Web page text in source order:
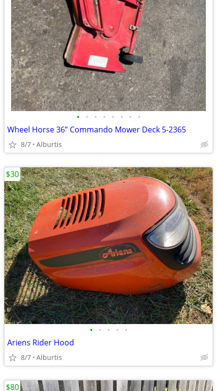
• • • • • • • •
Wheel Horse 36” Commando Mower Deck 5-2365
8/7 Alburtis
• • • • •
Ariens Rider Hood
8/7 Alburtis
$30
$80